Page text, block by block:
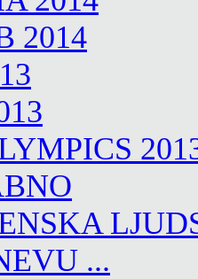
2014
...